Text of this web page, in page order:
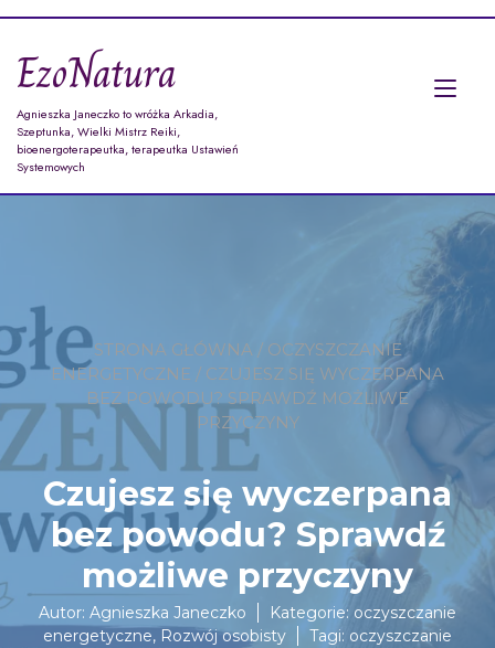
EzoNatura
Agnieszka Janeczko to wróżka Arkadia,
Szeptunka, Wielki Mistrz Reiki,
bioenergoterapeutka, terapeutka Ustawień
Systemowych
STRONA GŁÓWNA / OCZYSZCZANIE
ENERGETYCZNE / CZUJESZ SIĘ WYCZERPANA
BEZ POWODU? SPRAWDŹ MOŻLIWE
PRZYCZYNY
Czujesz się wyczerpana
bez powodu? Sprawdź
możliwe przyczyny
Autor: Agnieszka Janeczko Kategorie: oczyszczanie
energetyczne, Rozwój osobisty Tagi: oczyszczanie